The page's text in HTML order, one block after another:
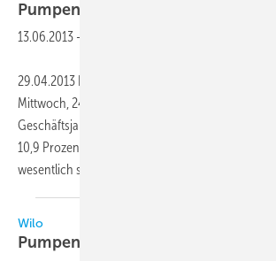
Pumpenspezialist weiter auf
13.06.2013 -
29.04.2013 Die Wilo Gruppe hat auf der
Mittwoch, 24. April 2013, in Düsseldorf die Zahlen
Geschäftsjahr 2012 bekanntgegeben. Die
10,9 Prozent auf 1187,1 Mio. Euro. „Das Wachstum
wesentlich stärker ausgefallen als noch
Wilo
Pumpenspezialist weiter auf